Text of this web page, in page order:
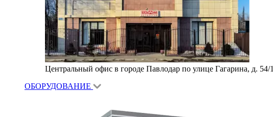
Центральный офис в городе Павлодар по улице Гагарина, д. 54/1
ОБОРУДОВАНИЕ